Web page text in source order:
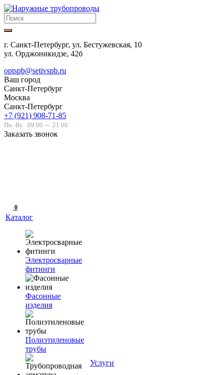
г. Санкт-Петербург, ул. Бестужевская, 10
ул. Орджоникидзе, 42б
optspb@setivspb.ru
Ваш город
Санкт-Петербург
Москва
Санкт-Петербург
+7 (921) 908-71-85
Пн.-Вс. 09.00 — 21.00
Заказать звонок
0
Каталог
Электросварные
фитинги
Фасонные
изделия
Полиэтиленовые
трубы
Услуги